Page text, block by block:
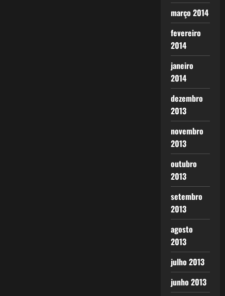
março 2014
fevereiro
2014
janeiro
2014
dezembro
2013
novembro
2013
outubro
2013
setembro
2013
agosto
2013
julho 2013
junho 2013